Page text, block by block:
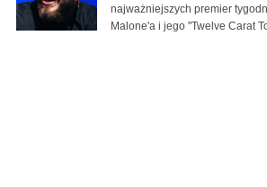
najważniejszych premier
Malone'a i jego "Twelve Carat